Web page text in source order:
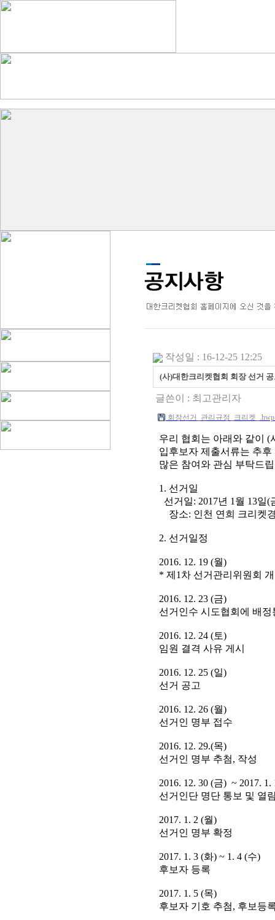
작성일 : 16-12-25 12:25
(사)대한크리켓협회 회장 선거
글쓴이 : 최고관리자
회장선거_관리규정_크리켓
우리 협회는 아래와 같이
입후보자 제출서류는 추
많은 참여와 관심 부탁드
1. 선거일
선거일: 2017년 1월 13일(
장소: 인천 연희 크리켓
2. 선거일정
2016. 12. 19 (월)
* 제1차 선거관리위원회
2016. 12. 23 (금)
선거인수 시도협회에 배정
2016. 12. 24 (토)
임원 결격 사유 게시
2016. 12. 25 (일)
선거 공고
2016. 12. 26 (월)
선거인 명부 접수
2016. 12. 29.(목)
선거인 명부 추첨, 작성
2016. 12. 30 (금) ~ 2017. 1.
선거인단 명단 통보 및 열
2017. 1. 2 (월)
선거인 명부 확정
2017. 1. 3 (화) ~ 1. 4 (수)
후보자 등록
2017. 1. 5 (목)
후보자 기호 추첨, 후보등